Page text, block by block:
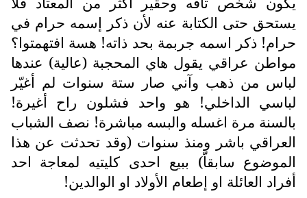
يستحق حتى الكتابة عنه لأن ذكر إسمه حرام في
حرام! ذكر اسمه جربمة بحد ذاته! هسة افتهمتوا؟
مواطن عراقي يقول هاي المحجبة (عالية) عندها
لباس من ذهب وآني صار ستة سنوات لم أغيّر
لباسي الداخلي! هو واحد فشلون راح أغيرة!
بالسنة مرة اغسله والبسه مباشرة! نصف الشباب
العراقي باشر ومنذ سنوات (وقد تحدثت عن هذا
الموضوع سابقاّ) ببيع احدى كليتيه لمعاجة احد
أفراد العائلة او إطعام الأولاد او الوالدين!